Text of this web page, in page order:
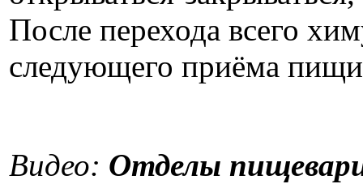
После перехода всего
следующего приёма
Видео: Отделы